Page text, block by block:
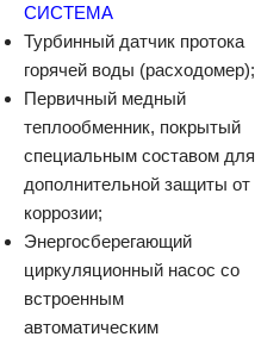
СИСТЕМА
Турбинный датчик протока
горячей воды (расходомер);
Первичный медный
теплообменник, покрытый
специальным составом для
дополнительной защиты от
коррозии;
Энергосберегающий
циркуляционный насос со
встроенным
автоматическим